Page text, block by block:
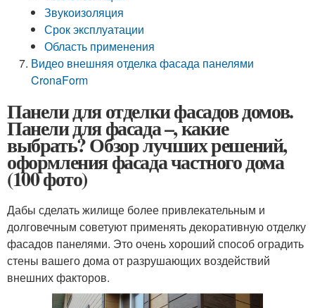
Звукоизоляция
Срок эксплуатации
Область применения
Видео внешняя отделка фасада панелями
CronaForm
Панели для отделки фасадов домов.
Панели для фасада –, какие
выбрать? Обзор лучших решений,
оформления фасада частного дома
(100 фото)
Дабы сделать жилище более привлекательным и
долговечным советуют применять декоративную отделку
фасадов панелями. Это очень хороший способ оградить
стены вашего дома от разрушающих воздействий
внешних факторов.